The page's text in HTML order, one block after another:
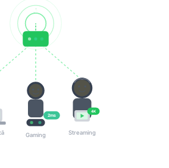
2ms
Gaming
4K
Streaming